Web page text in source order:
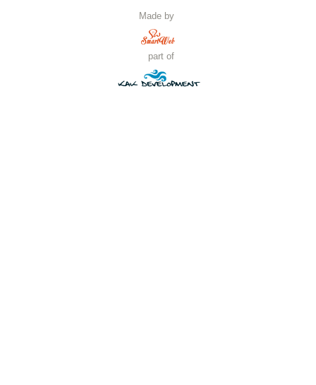
Расширенный поиск
Made by
part of